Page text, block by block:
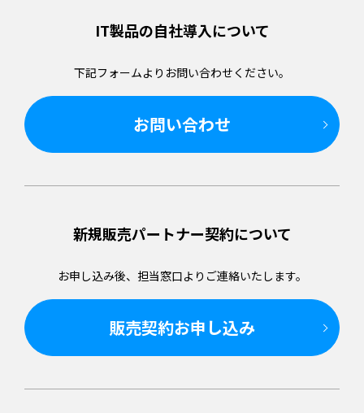
IT製品の自社導入について
下記フォームより お問い合わせください。
お問い合わせ
新規販売パートナー契約について
お申し込み後、担当窓口より ご連絡いたします。
販売契約お申し込み